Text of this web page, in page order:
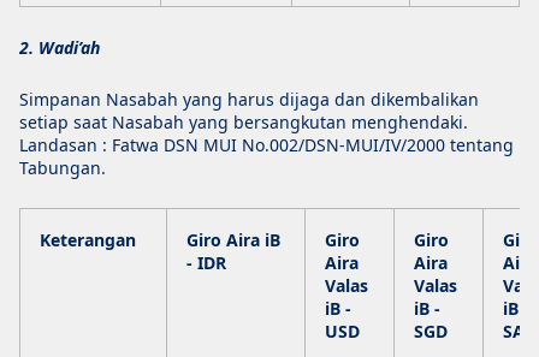
2. Wadi’ah
Simpanan Nasabah yang harus dijaga dan dikembalikan
setiap saat Nasabah yang bersangkutan menghendaki.
Landasan : Fatwa DSN MUI No.002/DSN-MUI/IV/2000 tentang
Tabungan.
Keterangan
Giro Aira iB
- IDR
Giro
Aira
Valas
iB -
USD
Giro
Aira
Valas
iB -
SGD
Giro
Aira
iB -
SAR